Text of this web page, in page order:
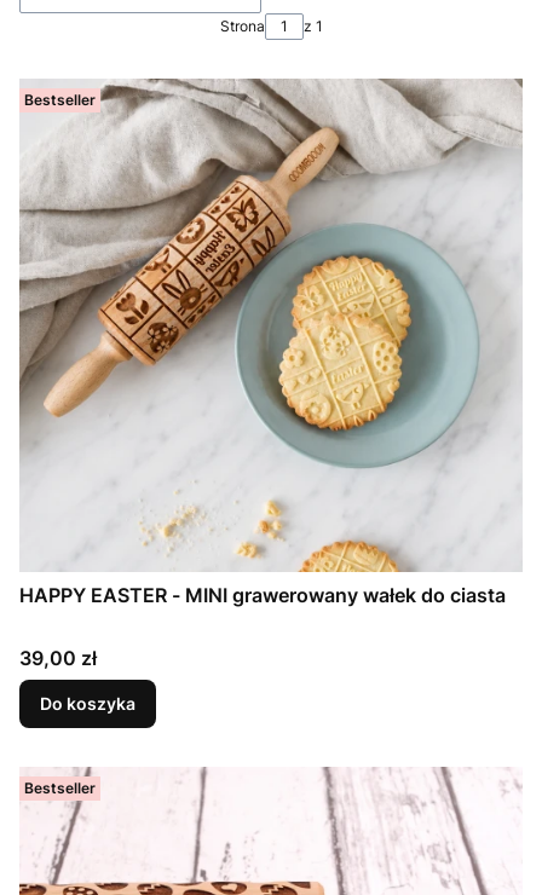
Strona z 1
Bestseller
HAPPY EASTER - MINI grawerowany wałek do ciasta
Cena
39,00 zł
Do koszyka
Bestseller